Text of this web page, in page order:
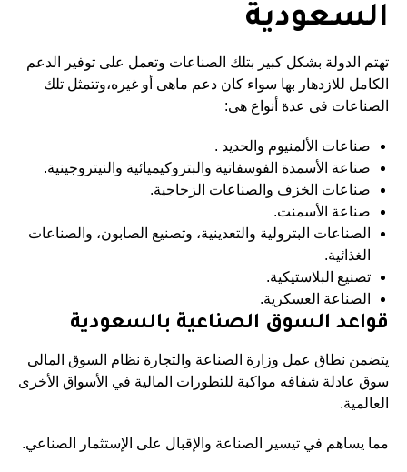
السعودية
تهتم الدولة بشكل كبير بتلك الصناعات وتعمل على توفير الدعم
الكامل للازدهار بها سواء كان دعم ماهى أو غيره،وتتمثل تلك
الصناعات فى عدة أنواع هى:
صناعات الألمنيوم والحديد .
صناعة الأسمدة الفوسفاتية والبتروكيميائية والنيتروجينية.
صناعات الخزف والصناعات الزجاجية.
صناعة الأسمنت.
الصناعات البترولية والتعدينية، وتصنيع الصابون، والصناعات
الغذائية.
تصنيع البلاستيكية.
الصناعة العسكرية.
قواعد السوق الصناعية بالسعودية
يتضمن نطاق عمل وزارة الصناعة والتجارة نظام السوق المالى
سوق عادلة شفافه مواكبة للتطورات المالية في الأسواق الأخرى
العالمية.
مما يساهم في تيسير الصناعة والإقبال على الإستثمار الصناعي.